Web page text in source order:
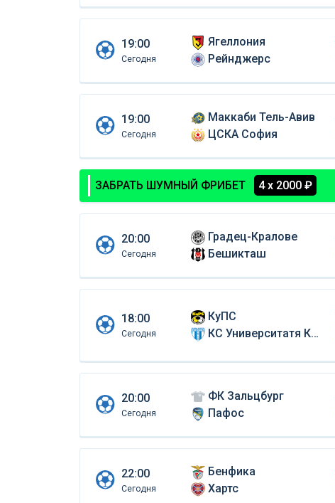
19:00
Сегодня
Ягеллония
Рейнджерс
19:00
Сегодня
Маккаби Тель-Авив
ЦСКА София
ЗАБРАТЬ ШУМНЫЙ ФРИБЕТ 4 х 2000 ₽
20:00
Сегодня
Градец-Кралове
Бешикташ
18:00
Сегодня
КуПС
КС Университатя Крайова
20:00
Сегодня
ФК Зальцбург
Пафос
22:00
Сегодня
Бенфика
Хартс